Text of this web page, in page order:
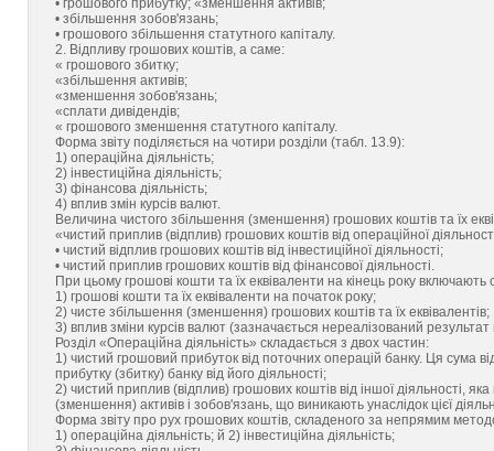
• грошового прибутку; «зменшення активів;
• збільшення зобов'язань;
• грошового збільшення статутного капіталу.
2. Відпливу грошових коштів, а саме:
« грошового збитку;
«збільшення активів;
«зменшення зобов'язань;
«сплати дивідендів;
« грошового зменшення статутного капіталу.
Форма звіту поділяється на чотири розділи (табл. 13.9):
1) операційна діяльність;
2) інвестиційна діяльність;
3) фінансова діяльність;
4) вплив змін курсів валют.
Величина чистого збільшення (зменшення) грошових коштів та їх
«чистий приплив (відплив) грошових коштів від операційної
• чистий відплив грошових коштів від інвестиційної діяльності;
• чистий приплив грошових коштів від фінансової діяльності.
При цьому грошові кошти та їх еквіваленти на кінець року включають
1) грошові кошти та їх еквіваленти на початок року;
2) чисте збільшення (зменшення) грошових коштів та їх еквівалентів;
3) вплив зміни курсів валют (зазначається нереалізований
Розділ «Операційна діяльність» складається з двох частин:
1) чистий грошовий прибуток від поточних операцій банку. Ця сума
прибутку (збитку) банку від його діяльності;
2) чистий приплив (відплив) грошових коштів від іншої діяльності,
(зменшення) активів і зобов'язань, що виникають унаслідок цієї
Форма звіту про рух грошових коштів, складеного за непрямим
1) операційна діяльність; й 2) інвестиційна діяльність;